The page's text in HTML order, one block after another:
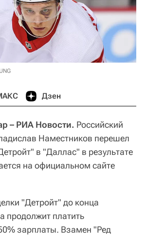
Дзен
– РИА Новости. Российский
Наместников перешел
в "Даллас" в результате
на официальном сайте
"Детройт" до конца
продолжит платить
зарплаты. Взамен "Ред